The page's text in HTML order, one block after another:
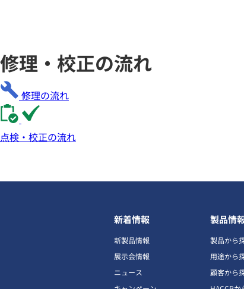
修理・校正の流れ
修理の流れ
点検・校正の流れ
新着情報
新製品情報
展示会情報
ニュース
製品情
製品から
用途から
顧客から